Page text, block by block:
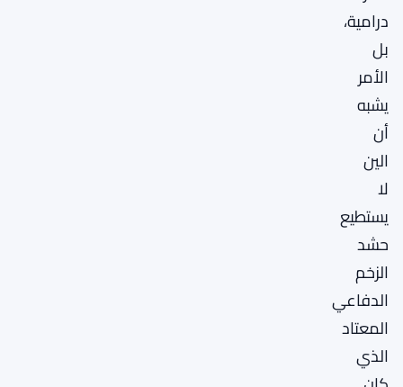
درامية،
بل
الأمر
يشبه
أن
الين
لا
يستطيع
حشد
الزخم
الدفاعي
المعتاد
الذي